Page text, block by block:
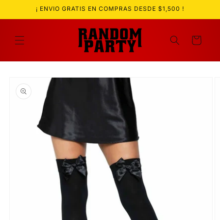
directamente
al contenido
¡ ENVIO GRATIS EN COMPRAS DESDE $1,500 !
Carrito
directamente
información
del producto